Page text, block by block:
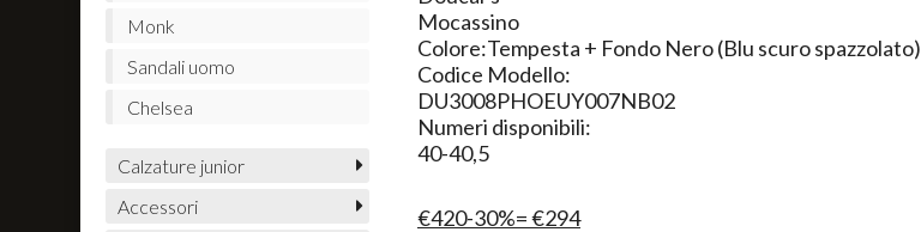
Mocassino
Colore:Tempesta + Fondo Nero (Blu scuro spazzolato)
Codice Modello:
DU3008PHOEUY007NB02
Numeri disponibili:
40-40,5
€420-30%= €294
Monk
Sandali uomo
Chelsea
Calzature junior
Accessori